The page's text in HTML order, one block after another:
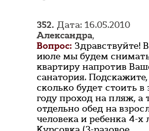
352. Дата: 16.05.2010
Александра,
Вопрос: Здравствуйте!
июле мы будем
квартиру напротив
санатория.
сколько будет стоить в
году проход на пляж, а
отдельно обед на
человека и ребенка 4-х